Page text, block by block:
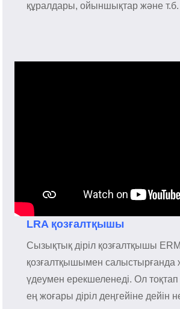
құралдары, ойыншықтар және т.б.
LRA қозғалтқышы
Сызықтық діріл қозғалтқышы ERM
қозғалтқышымен
үдеумен ерекшеленеді. Ол тоқтап
ең жоғары діріл деңгейіне дейін